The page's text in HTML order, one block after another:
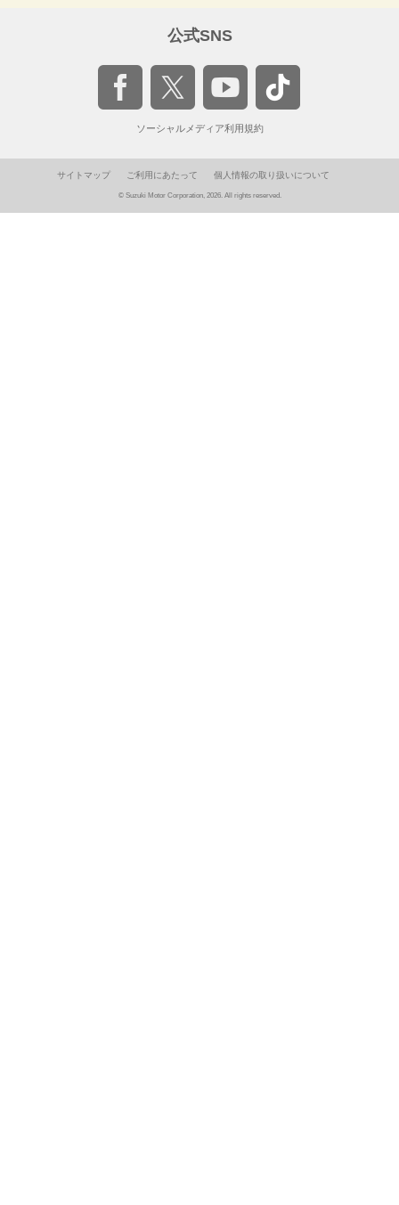
公式SNS
ソーシャルメディア利用規約
サイトマップ ご利用にあたって 個人情報の取り扱いについて
© Suzuki Motor Corporation, 2026. All rights reserved.